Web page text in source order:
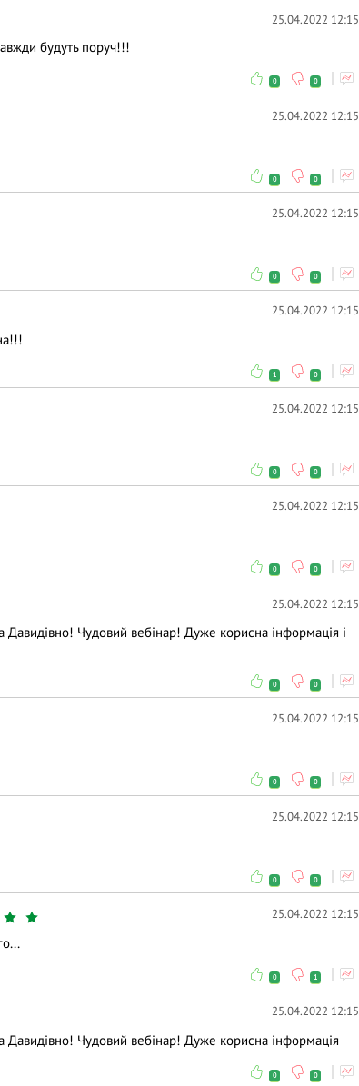
25.04.2022 12:15
будуть поруч!!!
0 0
25.04.2022 12:15
0 0
25.04.2022 12:15
0 0
25.04.2022 12:15
1 0
25.04.2022 12:15
0 0
25.04.2022 12:15
0 0
25.04.2022 12:15
Чудовий вебінар! Дуже корисна інформація і
0 0
25.04.2022 12:15
0 0
25.04.2022 12:15
0 0
25.04.2022 12:15
0 1
25.04.2022 12:15
Чудовий вебінар! Дуже корисна інформація
0 0